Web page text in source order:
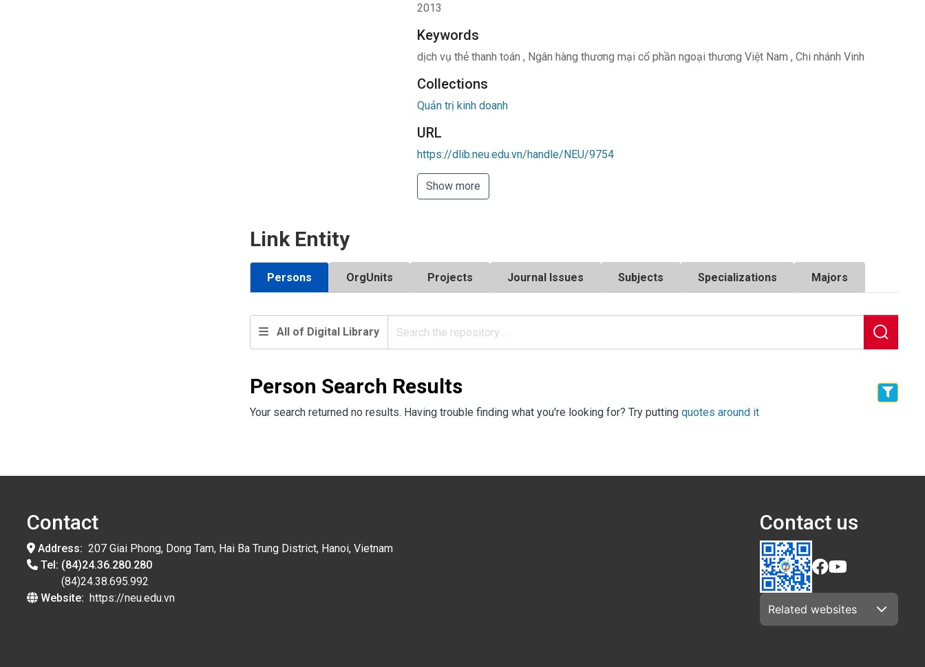
2013
Keywords
dịch vụ thẻ thanh toán , Ngân hàng thương mại cổ phần ngoại thương Việt Nam , Chi nhánh Vinh
Collections
Quản trị kinh doanh
URL
https://dlib.neu.edu.vn/handle/NEU/9754
Show more
Link Entity
Persons OrgUnits Projects Journal Issues Subjects Specializations Majors
All of Digital Library
Person Search Results
Your search returned no results. Having trouble finding what you're looking for? Try putting quotes around it
Contact
Address: 207 Giai Phong, Dong Tam, Hai Ba Trung District, Hanoi, Vietnam
Tel: (84)24.36.280.280
(84)24.38.695.992
Website: https://neu.edu.vn
Contact us
Related websites